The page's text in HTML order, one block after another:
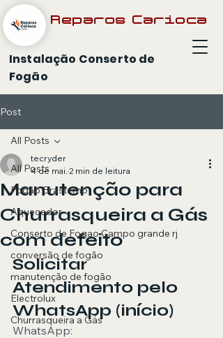
Reparos Carioca
Instalação Conserto de
Fogão
Post
All Posts
Fogão Brastemp
Aquecedor
Conserto de Fogao Campo grande rj
conversão de fogão
manutenção de fogão
Electrolux
Churrasqueira a Gás
All Posts
Manutenção para
Churrasqueira a Gás
com defeito
tecryder
4 de mai. 2 min de leitura
Solicitar
Atendimento pelo
WhatsApp (início)
WhatsApp: